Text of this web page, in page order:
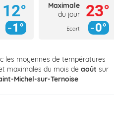
12°
1°
Maximale
du jour
Ecart
23°
0°
les moyennes de températures
maximales du mois de août sur
Michel-sur-Ternoise